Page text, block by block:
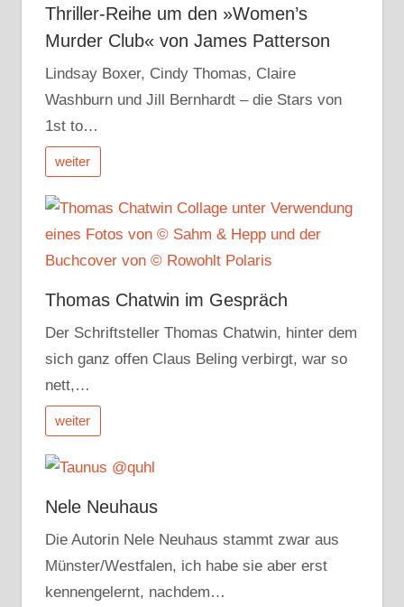
Thriller-Reihe um den »Women’s
Murder Club« von James Patterson
Lindsay Boxer, Cindy Thomas, Claire
Washburn und Jill Bernhardt – die Stars von
1st to…
weiter
Thomas Chatwin im Gespräch
Der Schriftsteller Thomas Chatwin, hinter dem
sich ganz offen Claus Beling verbirgt, war so
nett,…
weiter
Nele Neuhaus
Die Autorin Nele Neuhaus stammt zwar aus
Münster/Westfalen, ich habe sie aber erst
kennengelernt, nachdem…